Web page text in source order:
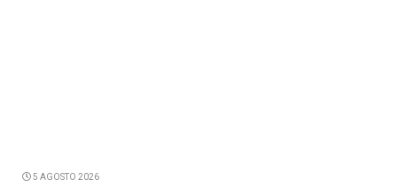
5 AGOSTO 2026